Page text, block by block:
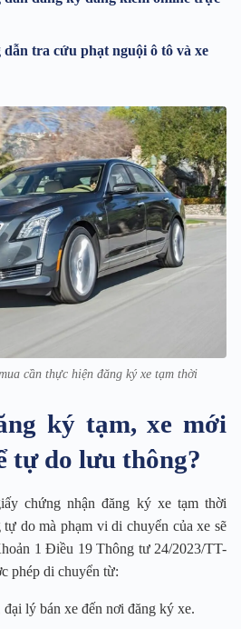
tra cứu phạt nguội ô tô và xe
cần thực hiện đăng ký xe tạm thời
ký tạm, xe mới
tự do lưu thông?
chứng nhận đăng ký xe tạm thời
do mà phạm vi di chuyển của xe sẽ
1 Điều 19 Thông tư 24/2023/TT-
phép di chuyển từ:
lý bán xe đến nơi đăng ký xe.